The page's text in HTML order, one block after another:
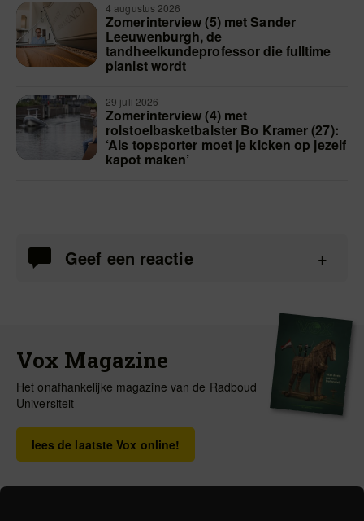
4 augustus 2026
Zomerinterview (5) met Sander
Leeuwenburgh, de
tandheelkundeprofessor die fulltime
pianist wordt
29 juli 2026
Zomerinterview (4) met
rolstoelbasketbalster Bo Kramer (27):
‘Als topsporter moet je kicken op jezelf
kapot maken’
Geef een reactie
Vox Magazine
Het onafhankelijke magazine van de Radboud
Universiteit
lees de laatste Vox online!